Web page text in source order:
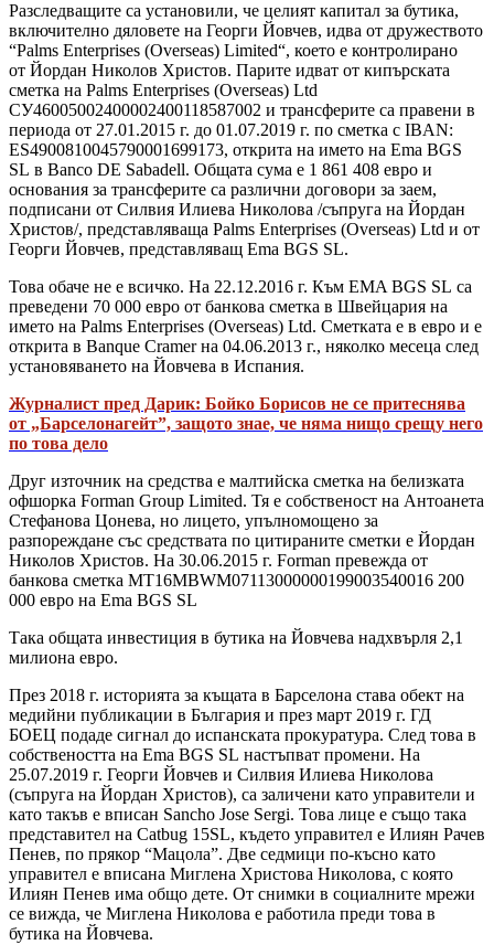
Разследващите са установили, че целият капитал за бутика,
включително дяловете на Георги Йовчев, идва от дружеството
“Palms Enterprises (Overseas) Limited“, което е контролирано
от Йордан Николов Христов. Парите идват от кипърската
сметка на Palms Enterprises (Overseas) Ltd
СУ46005002400002400118587002 и трансферите са правени в
периода от 27.01.2015 г. до 01.07.2019 г. по сметка с IBAN:
ES4900810045790001699173, открита на името на Ema BGS
SL в Banco DE Sabadell. Общата сума е 1 861 408 евро и
основания за трансферите са различни договори за заем,
подписани от Силвия Илиева Николова /съпруга на Йордан
Христов/, представляваща Palms Enterprises (Overseas) Ltd и от
Георги Йовчев, представляващ Ema BGS SL.
Това обаче не е всичко. На 22.12.2016 г. Към EMA BGS SL са
преведени 70 000 евро от банкова сметка в Швейцария на
името на Palms Enterprises (Overseas) Ltd. Сметката е в евро и е
открита в Banque Cramer на 04.06.2013 г., няколко месеца след
установяването на Йовчева в Испания.
Журналист пред Дарик: Бойко Борисов не се притеснява
от „Барселонагейт”, защото знае, че няма нищо срещу него
по това дело
Друг източник на средства е малтийска сметка на белизката
офшорка Forman Group Limited. Тя е собственост на Антоанета
Стефанова Цонева, но лицето, упълномощено за
разпореждане със средствата по цитираните сметки е Йордан
Николов Христов. На 30.06.2015 г. Forman превежда от
банкова сметка MT16MBWM07113000000199003540016 200
000 евро на Ema BGS SL
Така общата инвестиция в бутика на Йовчева надхвърля 2,1
милиона евро.
През 2018 г. историята за къщата в Барселона става обект на
медийни публикации в България и през март 2019 г. ГД
БОЕЦ подаде сигнал до испанската прокуратура. След това в
собствеността на Ema BGS SL настъпват промени. На
25.07.2019 г. Георги Йовчев и Силвия Илиева Николова
(съпруга на Йордан Христов), са заличени като управители и
като такъв е вписан Sancho Jose Sergi. Това лице е също така
представител на Catbug 15SL, където управител е Илиян Рачев
Пенев, по прякор “Мацола”. Две седмици по-късно като
управител е вписана Миглена Христова Николова, с която
Илиян Пенев има общо дете. От снимки в социалните мрежи
се вижда, че Миглена Николова е работила преди това в
бутика на Йовчева.